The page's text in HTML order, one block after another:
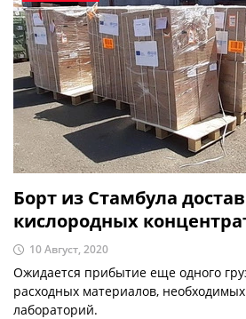
Борт из Стамбула
кислородных
10 Август, 2020
Ожидается прибытие еще одного
расходных материалов,
лабораторий.